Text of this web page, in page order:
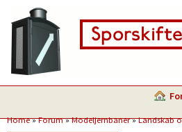
Home»Forum»Modeljernbaner»Landskab